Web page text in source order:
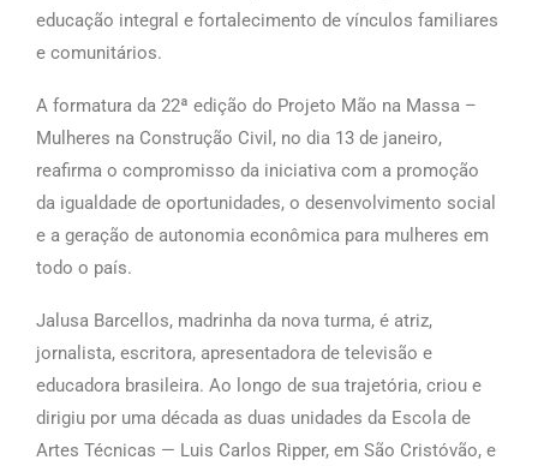
educação integral e fortalecimento de vínculos familiares
e comunitários.
A formatura da 22ª edição do Projeto Mão na Massa –
Mulheres na Construção Civil, no dia 13 de janeiro,
reafirma o compromisso da iniciativa com a promoção
da igualdade de oportunidades, o desenvolvimento social
e a geração de autonomia econômica para mulheres em
todo o país.
Jalusa Barcellos, madrinha da nova turma, é atriz,
jornalista, escritora, apresentadora de televisão e
educadora brasileira. Ao longo de sua trajetória, criou e
dirigiu por uma década as duas unidades da Escola de
Artes Técnicas — Luis Carlos Ripper, em São Cristóvão, e